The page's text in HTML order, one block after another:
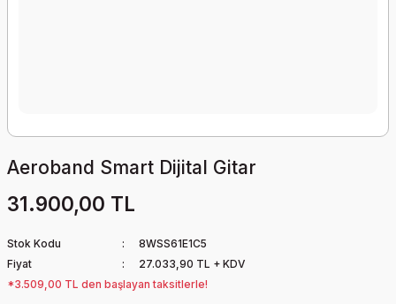
Aeroband Smart Dijital Gitar
31.900,00 TL
Stok Kodu
8WSS61E1C5
Fiyat
27.033,90 TL + KDV
*3.509,00 TL den başlayan taksitlerle!